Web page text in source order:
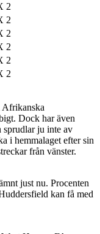
2
2
2
2
2
2
Afrikanska
Dock har även
sprudlar ju inte av
i hemmalaget efter sin
från vänster.
just nu. Procenten
kan få med